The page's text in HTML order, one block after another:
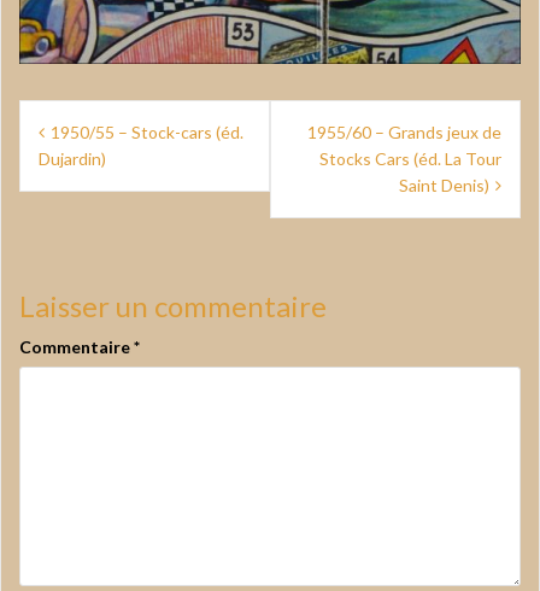
Navigation
de
l’article
1950/55 – Stock-cars (éd.
Dujardin)
1955/60 – Grands jeux de
Stocks Cars (éd. La Tour
Saint Denis)
Laisser un commentaire
Commentaire*